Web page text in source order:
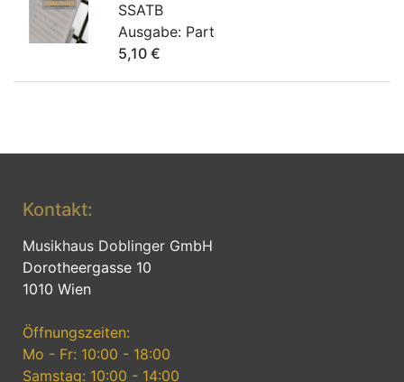
SSATB
Ausgabe: Part
5,10 €
Kontakt:
Musikhaus Doblinger GmbH
Dorotheergasse 10
1010 Wien
Öffnungszeiten:
Mo - Fr: 10:00 - 18:00
Samstag: 10:00 - 14:00